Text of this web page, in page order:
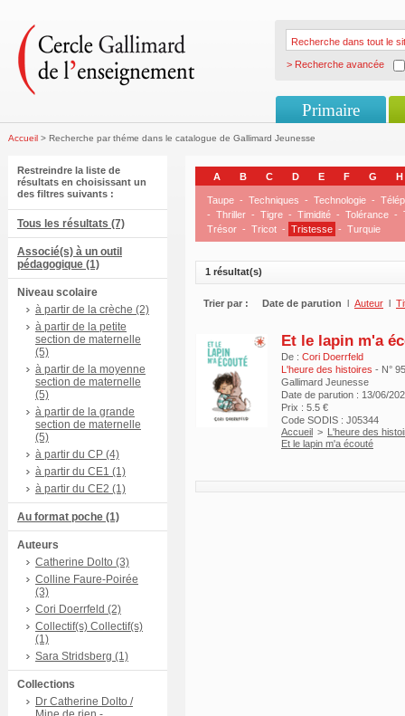
> Recherche avancée
Primaire
Accueil > Recherche par théme dans le catalogue de Gallimard Jeunesse
Restreindre la liste de
résultats en choisissant un
des filtres suivants :
Tous les résultats (7)
Associé(s) à un outil
pédagogique (1)
Niveau scolaire
à partir de la crèche (2)
à partir de la petite
section de maternelle
(5)
à partir de la moyenne
section de maternelle
(5)
à partir de la grande
section de maternelle
(5)
à partir du CP (4)
à partir du CE1 (1)
à partir du CE2 (1)
Au format poche (1)
Auteurs
Catherine Dolto (3)
Colline Faure-Poirée
(3)
Cori Doerrfeld (2)
Collectif(s) Collectif(s)
(1)
Sara Stridsberg (1)
Collections
Dr Catherine Dolto /
A B C D E F G H
Taupe - Techniques - Technologie -
- Thriller - Tigre - Timidité - Tolérance -
Trésor - Tricot - Tristesse - Turquie
1 résultat(s)
Trier par : Date de parution l Auteur l
Et le lapin m'a
De : Cori Doerrfeld
L'heure des histoires - N° 95
Gallimard Jeunesse
Date de parution : 13/06/
Prix : 5.5 €
Code SODIS : J05344
Accueil > L'heure des
Et le lapin m'a écouté